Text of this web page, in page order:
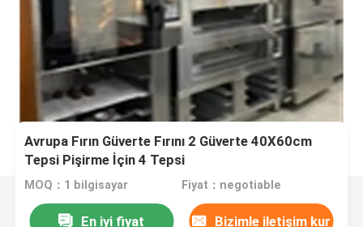
Avrupa Fırın Güverte Fırını 2 Güverte 40X60cm
Tepsi Pişirme İçin 4 Tepsi
MOQ：1 bilgisayar Fiyat：negotiable
En iyi fiyat Bizimle iletişim kur